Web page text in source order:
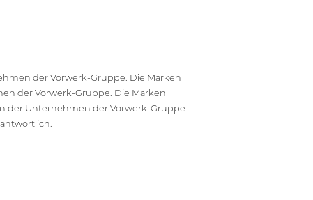
der Vorwerk-Gruppe. Die Marken
der Vorwerk-Gruppe. Die Marken
der Unternehmen der Vorwerk-Gruppe